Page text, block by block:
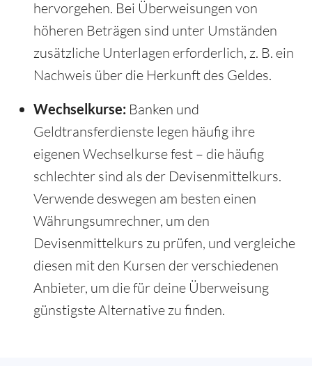
hervorgehen. Bei Überweisungen von
höheren Beträgen sind unter Umständen
zusätzliche Unterlagen erforderlich, z. B. ein
Nachweis über die Herkunft des Geldes.
Wechselkurse: Banken und
Geldtransferdienste legen häufig ihre
eigenen Wechselkurse fest – die häufig
schlechter sind als der Devisenmittelkurs.
Verwende deswegen am besten einen
Währungsumrechner, um den
Devisenmittelkurs zu prüfen, und vergleiche
diesen mit den Kursen der verschiedenen
Anbieter, um die für deine Überweisung
günstigste Alternative zu finden.